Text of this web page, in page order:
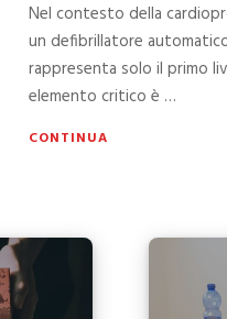
Nel contesto della
un defibrillatore
rappresenta solo il primo
elemento critico è …
CONTINUA